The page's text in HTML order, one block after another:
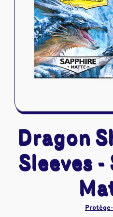
Naruto
Tapis
Dragon
Sleeves